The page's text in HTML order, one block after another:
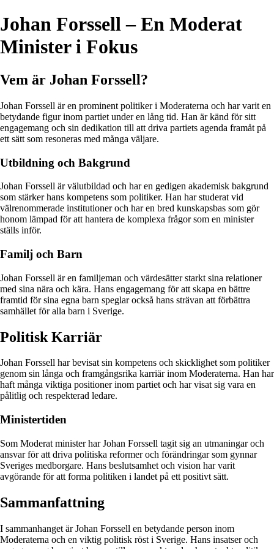
Johan Forssell – En Moderat
Minister i Fokus
Vem är Johan Forssell?
Johan Forssell är en prominent politiker i Moderaterna och har varit en
betydande figur inom partiet under en lång tid. Han är känd för sitt
engagemang och sin dedikation till att driva partiets agenda framåt på
ett sätt som resoneras med många väljare.
Utbildning och Bakgrund
Johan Forssell är välutbildad och har en gedigen akademisk bakgrund
som stärker hans kompetens som politiker. Han har studerat vid
välrenommerade institutioner och har en bred kunskapsbas som gör
honom lämpad för att hantera de komplexa frågor som en minister
ställs inför.
Familj och Barn
Johan Forssell är en familjeman och värdesätter starkt sina relationer
med sina nära och kära. Hans engagemang för att skapa en bättre
framtid för sina egna barn speglar också hans strävan att förbättra
samhället för alla barn i Sverige.
Politisk Karriär
Johan Forssell har bevisat sin kompetens och skicklighet som politiker
genom sin långa och framgångsrika karriär inom Moderaterna. Han har
haft många viktiga positioner inom partiet och har visat sig vara en
pålitlig och respekterad ledare.
Ministertiden
Som Moderat minister har Johan Forssell tagit sig an utmaningar och
ansvar för att driva politiska reformer och förändringar som gynnar
Sveriges medborgare. Hans beslutsamhet och vision har varit
avgörande för att forma politiken i landet på ett positivt sätt.
Sammanfattning
I sammanhanget är Johan Forssell en betydande person inom
Moderaterna och en viktig politisk röst i Sverige. Hans insatser och